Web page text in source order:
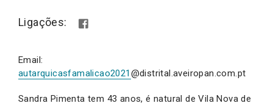
Ligações:
Email:
autarquicasfamalicao2021@distrital.aveiropan.com.pt
Sandra Pimenta tem 43 anos, é natural de Vila Nova de